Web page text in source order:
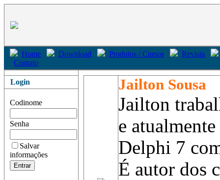
Home Download Produtos / Cursos
Revista
Contato
Login
Codinome
Senha
Salvar
informações
Jailton Sousa
Jailton
e
Delphi 7
É autor dos